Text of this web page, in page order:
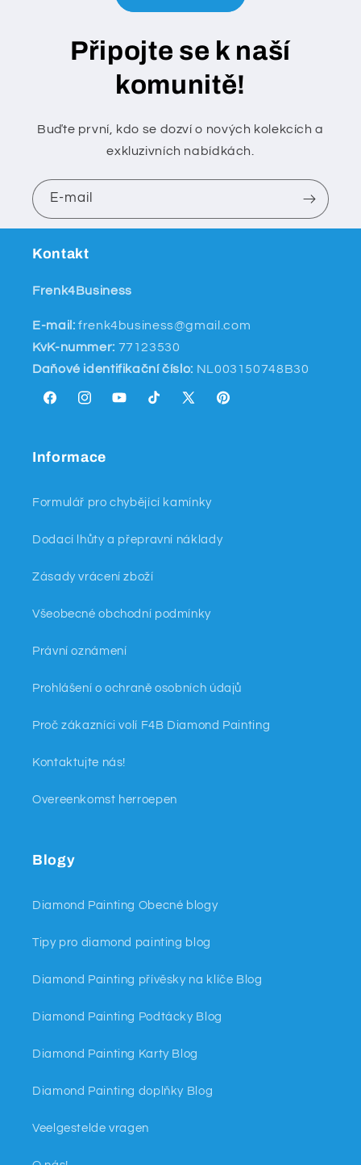
Připojte se k naší
komunitě!
Buďte první, kdo se dozví o nových kolekcích a
exkluzivních nabídkách.
E-mail
Kontakt
Frenk4Business
E-mail:frenk4business@gmail.com
KvK-nummer: 77123530
Daňové identifikační číslo: NL003150748B30
FacebookInstagramYouTubeTikTok X
Pinterest
Informace
Formulář pro chybějící kamínky
Dodací lhůty a přepravní náklady
Zásady vrácení zboží
Všeobecné obchodní podmínky
Právní oznámení
Prohlášení o ochraně osobních údajů
Proč zákazníci volí F4B Diamond Painting
Kontaktujte nás!
Overeenkomst herroepen
Blogy
Diamond Painting Obecné blogy
Tipy pro diamond painting blog
Diamond Painting přívěsky na klíče Blog
Diamond Painting Podtácky Blog
Diamond Painting Karty Blog
Diamond Painting doplňky Blog
Veelgestelde vragen